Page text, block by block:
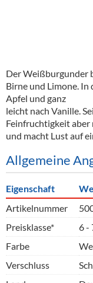
Hygieneartikel
Der Weißburgunder
Birne und Limone. In
Apfel und ganz
leicht nach Vanille.
Feinfruchtigkeit aber
und macht Lust auf
Allgemeine
Eigenschaft
Artikelnummer
Preisklasse*
6 -
Farbe
Verschluss